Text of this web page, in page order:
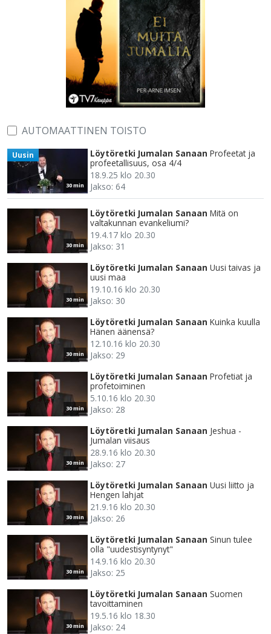
AUTOMAATTINEN TOISTO
30 min
Uusin Löytöretki Jumalan Sanaan Profeetat ja
profeetallisuus, osa 4/4
18.9.25 klo 20.30
Jakso: 64
30 min
Löytöretki Jumalan Sanaan Mitä on
valtakunnan evankeliumi?
19.4.17 klo 20.30
Jakso: 31
30 min
Löytöretki Jumalan Sanaan Uusi taivas ja
uusi maa
19.10.16 klo 20.30
Jakso: 30
30 min
Löytöretki Jumalan Sanaan Kuinka kuulla
Hänen äänensä?
12.10.16 klo 20.30
Jakso: 29
30 min
Löytöretki Jumalan Sanaan Profetiat ja
profetoiminen
5.10.16 klo 20.30
Jakso: 28
30 min
Löytöretki Jumalan Sanaan Jeshua -
Jumalan viisaus
28.9.16 klo 20.30
Jakso: 27
30 min
Löytöretki Jumalan Sanaan Uusi liitto ja
Hengen lahjat
21.9.16 klo 20.30
Jakso: 26
30 min
Löytöretki Jumalan Sanaan Sinun tulee
olla "uudestisyntynyt"
14.9.16 klo 20.30
Jakso: 25
30 min
Löytöretki Jumalan Sanaan Suomen
tavoittaminen
19.5.16 klo 18.30
Jakso: 24